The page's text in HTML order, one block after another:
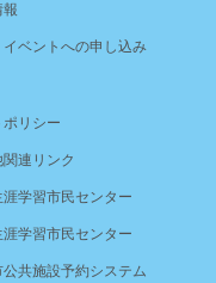
報
イベントへの申し込み
リシー
関連リンク
涯学習市民センター
涯学習市民センター
公共施設予約システム